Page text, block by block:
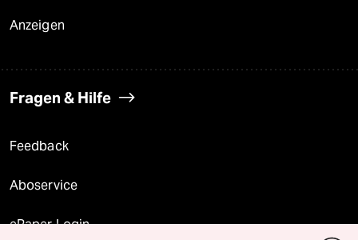
Anzeigen
Fragen & Hilfe
Feedback
Aboservice
ePaper Login